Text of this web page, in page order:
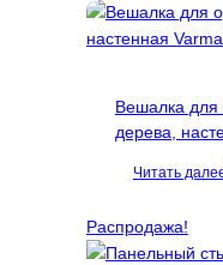
Вешалка для
дерева,
Читать
Распродажа!